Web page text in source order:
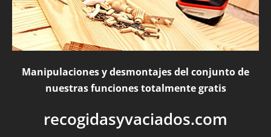
Manipulaciones y desmontajes del conjunto de
nuestras funciones totalmente gratis
recogidasyvaciados.com